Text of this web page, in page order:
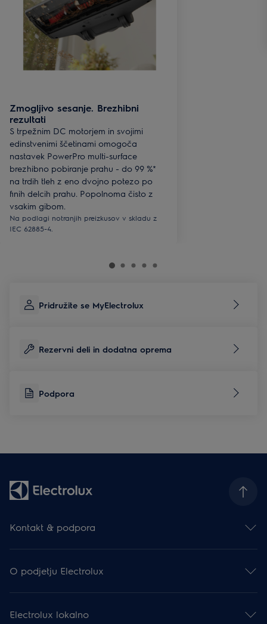
Zmogljivo sesanje. Brezhibni
rezultati
S trpežnim DC motorjem in svojimi
edinstvenimi ščetinami omogoča
nastavek PowerPro multi-surface
brezhibno pobiranje prahu - do 99 %*
na trdih tleh z eno dvojno potezo po
finih delcih prahu. Popolnoma čisto z
vsakim gibom.
Na podlagi notranjih preizkusov v skladu z
IEC 62885-4.
Pridružite se MyElectrolux
Rezervni deli in dodatna oprema
Podpora
Kontakt & podpora
Prijava na e-novice
Facebook
Instagram
Podpora
O podjetju Electrolux
Mediji & Novice
Electrolux lokalno